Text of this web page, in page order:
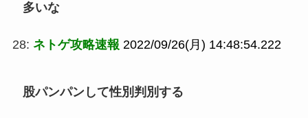
多いな
28: ネトゲ攻略速報 2022/09/26(月) 14:48:54.222
股パンパンして性別判別する